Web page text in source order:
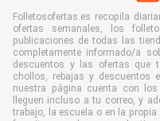
Folletosofertas.es recopila
ofertas semanales, los
publicaciones de todas las
completamente informado/a
descuentos y las ofertas que
chollos, rebajas y descuentos
nuestra página cuenta con
lleguen incluso a tu correo, y
trabajo, la escuela o en la